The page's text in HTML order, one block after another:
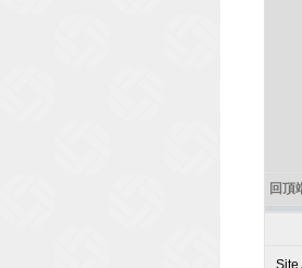
回頂
Site